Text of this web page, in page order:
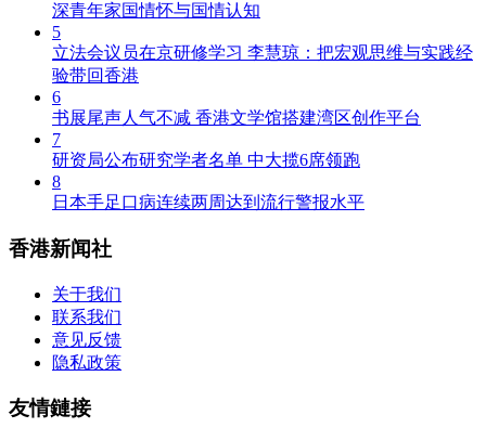
深青年家国情怀与国情认知
5
立法会议员在京研修学习 李慧琼：把宏观思维与实践经
验带回香港
6
书展尾声人气不减 香港文学馆搭建湾区创作平台
7
研资局公布研究学者名单 中大揽6席领跑
8
日本手足口病连续两周达到流行警报水平
香港新闻社
关于我们
联系我们
意见反馈
隐私政策
友情鏈接